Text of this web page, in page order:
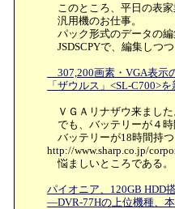
このところ、平日の表家
汎用機のお仕事。
パック形式のデータの編
JSDSCPYで、編集しつ
307,200画素・VGA表示
「ザウルス」<SL-C700>
ＶＧＡリナザウ来ました
でも、バッテリーが４時
バッテリーが18時間持つ
http://www.sharp.co.jp/
悩ましいところである。
パイオニア、120GB HDD
―DVR-77Hの上位機種、